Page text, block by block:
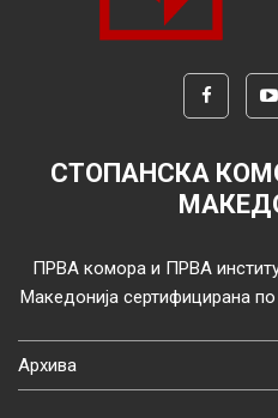
СТОПАНСКА
ПРВА комора и ПРВА
Македонија сертифицирана
Архива